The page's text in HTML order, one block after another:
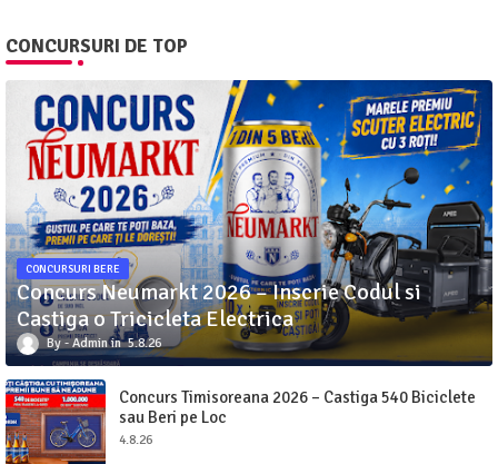
CONCURSURI DE TOP
CONCURSURI BERE
Concurs Neumarkt 2026 – Inscrie Codul si
Castiga o Tricicleta Electrica
Admin 5.8.26
Concurs Timisoreana 2026 – Castiga 540 Biciclete
sau Beri pe Loc
4.8.26